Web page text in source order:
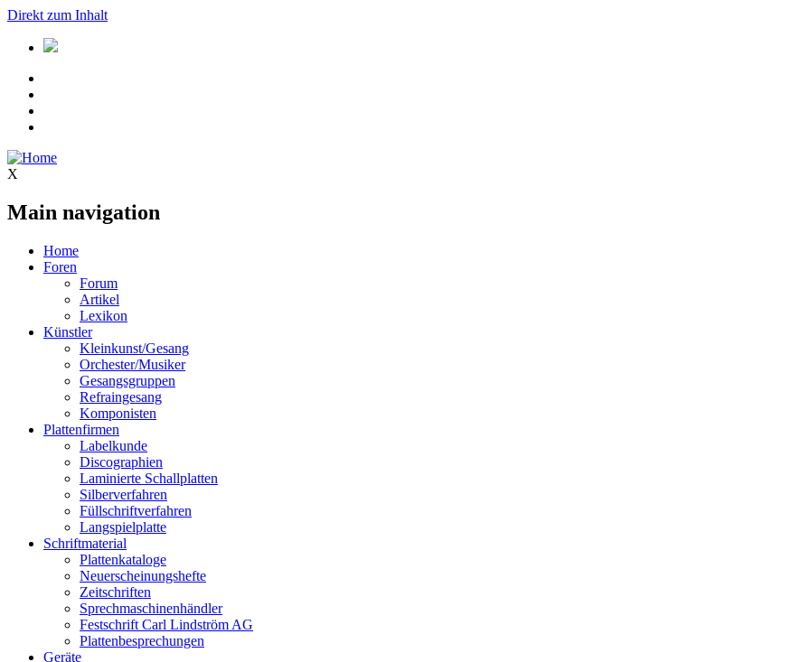
Direkt zum Inhalt
X
Main navigation
Home
Foren
Forum
Artikel
Lexikon
Künstler
Kleinkunst/Gesang
Orchester/Musiker
Gesangsgruppen
Refraingesang
Komponisten
Plattenfirmen
Labelkunde
Discographien
Laminierte Schallplatten
Silberverfahren
Füllschriftverfahren
Langspielplatte
Schriftmaterial
Plattenkataloge
Neuerscheinungshefte
Zeitschriften
Sprechmaschinenhändler
Festschrift Carl Lindström AG
Plattenbesprechungen
Geräte